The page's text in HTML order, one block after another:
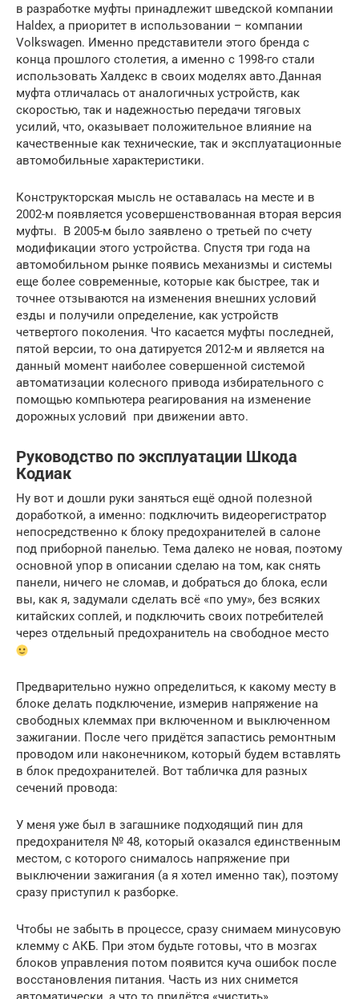
в разработке муфты принадлежит шведской компании
Haldex, а приоритет в использовании – компании
Volkswagen. Именно представители этого бренда с
конца прошлого столетия, а именно с 1998-го стали
использовать Халдекс в своих моделях авто.Данная
муфта отличалась от аналогичных устройств, как
скоростью, так и надежностью передачи тяговых
усилий, что, оказывает положительное влияние на
качественные как технические, так и эксплуатационные
автомобильные характеристики.
Конструкторская мысль не оставалась на месте и в
2002-м появляется усовершенствованная вторая версия
муфты. В 2005-м было заявлено о третьей по счету
модификации этого устройства. Спустя три года на
автомобильном рынке появись механизмы и системы
еще более современные, которые как быстрее, так и
точнее отзываются на изменения внешних условий
езды и получили определение, как устройств
четвертого поколения. Что касается муфты последней,
пятой версии, то она датируется 2012-м и является на
данный момент наиболее совершенной системой
автоматизации колесного привода избирательного с
помощью компьютера реагирования на изменение
дорожных условий при движении авто.
Руководство по эксплуатации Шкода
Кодиак
Ну вот и дошли руки заняться ещё одной полезной
доработкой, а именно: подключить видеорегистратор
непосредственно к блоку предохранителей в салоне
под приборной панелью. Тема далеко не новая, поэтому
основной упор в описании сделаю на том, как снять
панели, ничего не сломав, и добраться до блока, если
вы, как я, задумали сделать всё «по уму», без всяких
китайских соплей, и подключить своих потребителей
через отдельный предохранитель на свободное место
Предварительно нужно определиться, к какому месту в
блоке делать подключение, измерив напряжение на
свободных клеммах при включенном и выключенном
зажигании. После чего придётся запастись ремонтным
проводом или наконечником, который будем вставлять
в блок предохранителей. Вот табличка для разных
сечений провода:
У меня уже был в загашнике подходящий пин для
предохранителя № 48, который оказался единственным
местом, с которого снималось напряжение при
выключении зажигания (а я хотел именно так), поэтому
сразу приступил к разборке.
Чтобы не забыть в процессе, сразу снимаем минусовую
клемму с АКБ. При этом будьте готовы, что в мозгах
блоков управления потом появится куча ошибок после
восстановления питания. Часть из них снимется